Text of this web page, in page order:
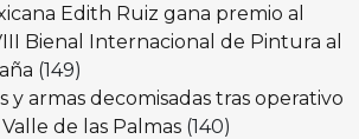
Edith Ruiz gana premio al
Bienal Internacional de Pintura al
(149)
y armas decomisadas tras operativo
de las Palmas (140)